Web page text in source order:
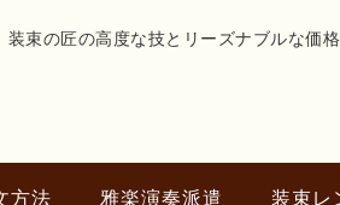
装束の匠の高度な技とリーズナブルな価
方法 雅楽演奏派遣 装束レ